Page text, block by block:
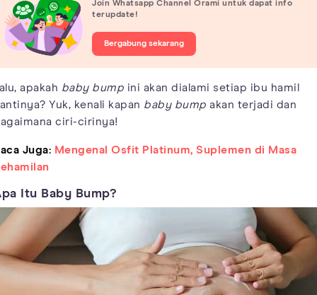
Join Whatsapp Channel Orami untuk dapat info
terupdate!
Bergabung sekarang
apakah baby bump ini akan dialami setiap ibu hamil
Yuk, kenali kapan baby bump akan terjadi dan
ciri-cirinya!
Juga: Mengenal Osfit Platinum, Suplemen di Masa
Itu Baby Bump?